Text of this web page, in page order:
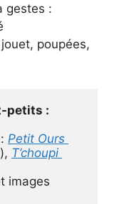
gestes :
poupées,
petits :
Petit Ours
T’choupi
images